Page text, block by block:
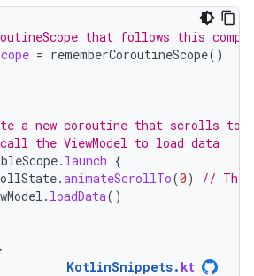
that follows this
= rememberCoroutineScope()
a new coroutine that scrolls
the ViewModel to load data
. launch {
.animateScrollTo(0)
// This
. loadData()
KotlinSnippets. kt